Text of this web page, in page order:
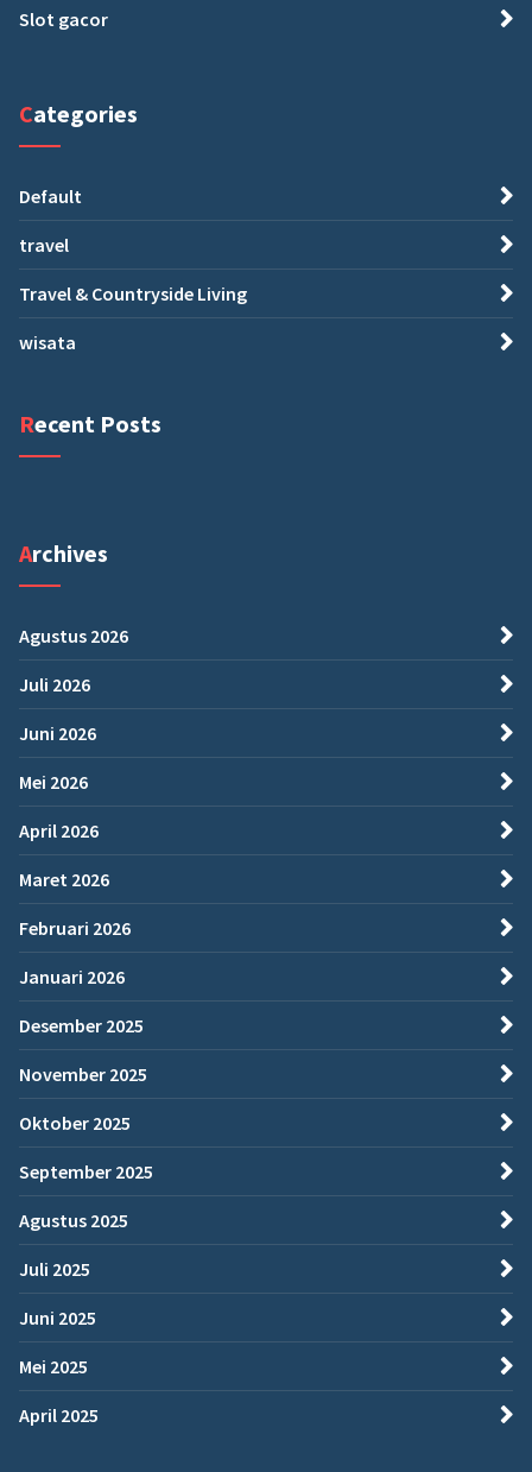
Slot gacor
Categories
Default
travel
Travel & Countryside Living
wisata
Recent Posts
Archives
Agustus 2026
Juli 2026
Juni 2026
Mei 2026
April 2026
Maret 2026
Februari 2026
Januari 2026
Desember 2025
November 2025
Oktober 2025
September 2025
Agustus 2025
Juli 2025
Juni 2025
Mei 2025
April 2025